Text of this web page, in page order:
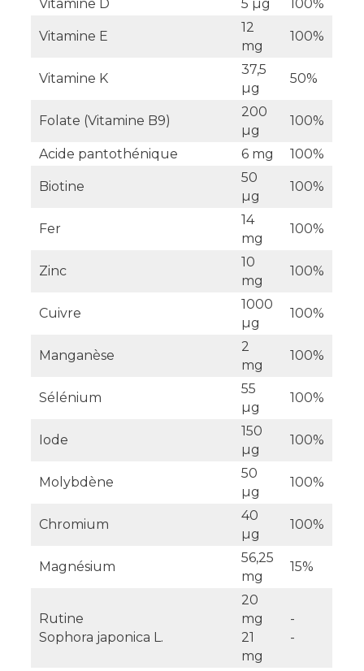
Vitamine D 5 µg 100%
Vitamine E
12
mg
100%
Vitamine K
37,5
µg
50%
Folate (Vitamine B9)
200
µg
100%
Acide pantothénique 6 mg 100%
Biotine
50
µg
100%
Fer
14
mg
100%
Zinc
10
mg
100%
Cuivre
1000
µg
100%
Manganèse
2
mg
100%
Sélénium
55
µg
100%
Iode
150
µg
100%
Molybdène
50
µg
100%
Chromium
40
µg
100%
Magnésium
56,25
mg
15%
Rutine
Sophora japonica L.
20
mg
21
mg
-
-